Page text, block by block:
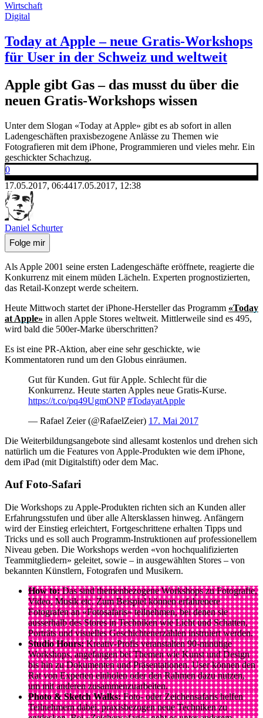
Wirtschaft
Digital
Today at Apple – neue Gratis-Workshops
für User in der Schweiz und weltweit
Apple gibt Gas – das musst du über die
neuen Gratis-Workshops wissen
Unter dem Slogan «Today at Apple» gibt es ab sofort in allen
Ladengeschäften praxisbezogene Anlässe zu Themen wie
Fotografieren mit dem iPhone, Programmieren und vieles mehr. Ein
geschickter Schachzug.
0
17.05.2017, 06:4417.05.2017, 12:38
Daniel Schurter
Folge mir
Als Apple 2001 seine ersten Ladengeschäfte eröffnete, reagierte die
Konkurrenz mit einem müden Lächeln. Experten prognostizierten,
das Retail-Konzept werde scheitern.
Heute Mittwoch startet der iPhone-Hersteller das Programm «Today
at Apple» in allen Apple Stores weltweit. Mittlerweile sind es 495,
wird bald die 500er-Marke überschritten?
Es ist eine PR-Aktion, aber eine sehr geschickte, wie
Kommentatoren rund um den Globus einräumen.
Gut für Kunden. Gut für Apple. Schlecht für die
Konkurrenz. Heute starten Apples neue Gratis-Kurse.
https://t.co/pq49UgmONP #TodayatApple
— Rafael Zeier (@RafaelZeier) 17. Mai 2017
Die Weiterbildungsangebote sind allesamt kostenlos und drehen sich
natürlich um die Features von Apple-Produkten wie dem iPhone,
dem iPad (mit Digitalstift) oder dem Mac.
Auf Foto-Safari
Die Workshops zu Apple-Produkten richten sich an Kunden aller
Erfahrungsstufen und über alle Altersklassen hinweg. Anfängern
wird der Einstieg erleichtert, Fortgeschrittene erhalten Tipps und
Tricks und es soll auch Programm-Instruktionen auf professionellem
Niveau geben. Die Workshops werden «von hochqualifizierten
Teammitgliedern» geleitet, sowie – in ausgewählten Stores – von
bekannten Künstlern, Fotografen und Musikern.
How to:Das sind themenbezogene Workshops zu Fotografie,
Video, Musik etc. Zum Beispiel können erfahrenere
Fotografen an «Fotosafaris» teilnehmen, bei denen sie
ausserhalb des Stores in Techniken wie Licht und Schatten,
Porträts und visuelles Geschichtenerzählen instruiert werden.
Studio Hours:Kreativ-Profis veranstalten 90-minütige
Workshops, angefangen bei Themen wie Kunst und Design
bis hin zu Dokumenten und Präsentationen. User können den
Rat von Experten einholen oder den Rahmen dazu nutzen,
um mit anderen zusammenzuarbeiten.
Photo & Sketch Walks:Foto- oder Zeichensafaris helfen
Teilnehmern dabei, praxisbezogen neue Techniken zu